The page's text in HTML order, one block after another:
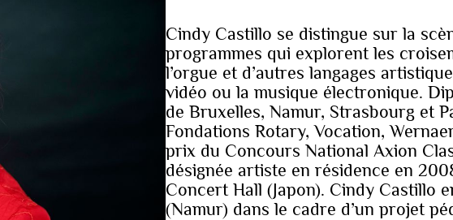
Cindy Castillo se distingue sur la
programmes qui explorent les
l’orgue et d’autres langages
vidéo ou la musique électronique.
de Bruxelles, Namur, Strasbourg et
Fondations Rotary, Vocation,
prix du Concours National Axion
désignée artiste en résidence en
Concert Hall (Japon). Cindy Castillo
(Namur) dans le cadre d’un projet